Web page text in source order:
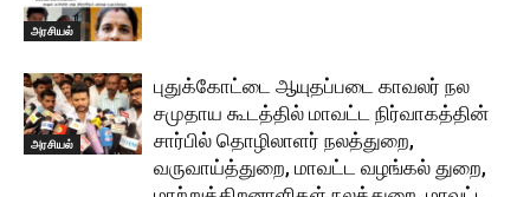
அரசியல்
அரசியல்
புதுக்கோட்டை ஆயுதப்படை காவலர் நல
சமுதாய கூடத்தில் மாவட்ட நிர்வாகத்தின்
சார்பில் தொழிலாளர் நலத்துறை,
வருவாய்த்துறை, மாவட்ட வழங்கல் துறை,